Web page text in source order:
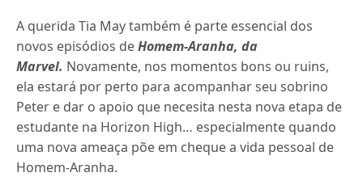
A querida Tia May também é parte essencial dos
novos episódios deHomem-Aranha, da
Marvel. Novamente, nos momentos bons ou ruins,
ela estará por perto para acompanhar seu sobrino
Peter e dar o apoio que necesita nesta nova etapa de
estudante na Horizon High… especialmente quando
uma nova ameaça põe em cheque a vida pessoal de
Homem-Aranha.